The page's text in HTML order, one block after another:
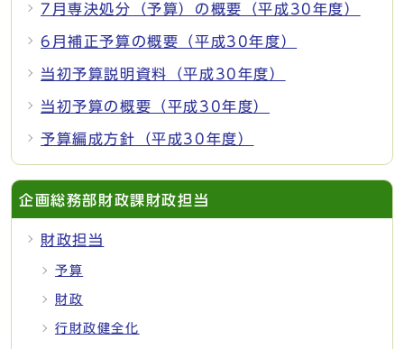
7月専決処分（予算）の概要（平成30年度）
6月補正予算の概要（平成30年度）
当初予算説明資料（平成30年度）
当初予算の概要（平成30年度）
予算編成方針（平成30年度）
企画総務部財政課財政担当
財政担当
予算
財政
行財政健全化